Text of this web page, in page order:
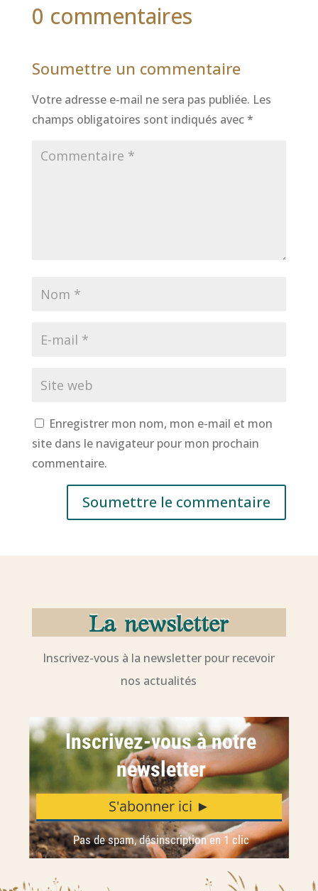
0 commentaires
Soumettre un commentaire
Votre adresse e-mail ne sera pas publiée. Les
champs obligatoires sont indiqués avec*
Enregistrer mon nom, mon e-mail et mon
site dans le navigateur pour mon prochain
commentaire.
Soumettre le commentaire
La newsletter
Inscrivez-vous à la newsletter pour recevoir
nos actualités